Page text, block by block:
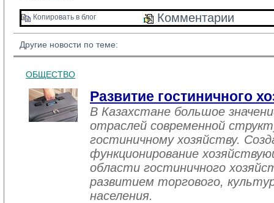
Копировать в блог Комментарии
Другие новости по теме:
ОБЩЕСТВО
Развитие гостиничного
В Казахстане большое
отраслей современной
гостиничному хозяйству.
функционирование
области гостиничного
развитием торгового,
населения.